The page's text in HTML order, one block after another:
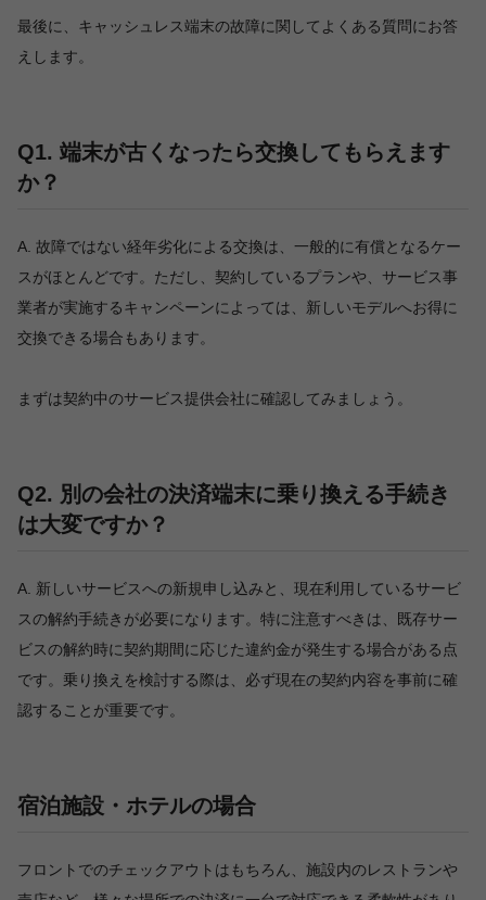
最後に、キャッシュレス端末の故障に関してよくある質問にお答
えします。
Q1. 端末が古くなったら交換してもらえます
か？
A. 故障ではない経年劣化による交換は、一般的に有償となるケー
スがほとんどです。ただし、契約しているプランや、サービス事
業者が実施するキャンペーンによっては、新しいモデルへお得に
交換できる場合もあります。
まずは契約中のサービス提供会社に確認してみましょう。
Q2. 別の会社の決済端末に乗り換える手続き
は大変ですか？
A. 新しいサービスへの新規申し込みと、現在利用しているサービ
スの解約手続きが必要になります。特に注意すべきは、既存サー
ビスの解約時に契約期間に応じた違約金が発生する場合がある点
です。乗り換えを検討する際は、必ず現在の契約内容を事前に確
認することが重要です。
宿泊施設・ホテルの場合
フロントでのチェックアウトはもちろん、施設内のレストランや